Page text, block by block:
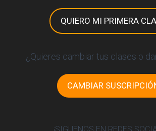
QUIERO MI PRIMERA
¿Quieres cambiar tus clases o
CAMBIAR